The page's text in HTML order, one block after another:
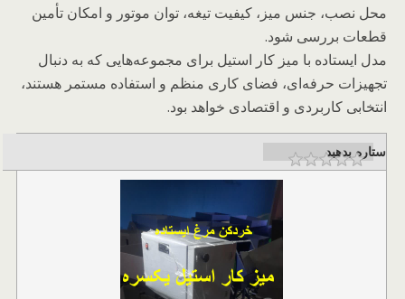
محل نصب، جنس میز، کیفیت تیغه، توان موتور و امکان تأمین
قطعات بررسی شود.
مدل ایستاده با میز کار استیل برای مجموعه‌هایی که به دنبال
تجهیزات حرفه‌ای، فضای کاری منظم و استفاده مستمر هستند،
انتخابی کاربردی و اقتصادی خواهد بود.
ستاره بدهید